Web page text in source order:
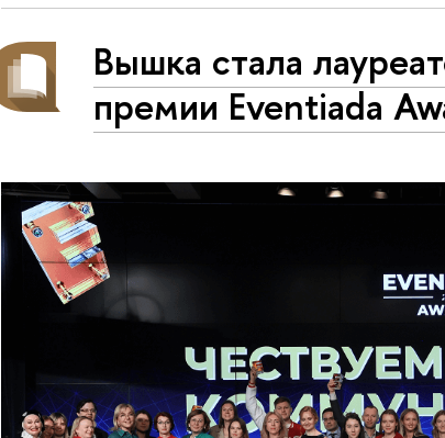
Вышка стала
премии Eventiada